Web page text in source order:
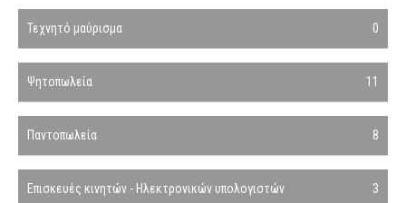
Τεχνητό μαύρισμα 0
Ψητοπωλεία 11
Παντοπωλεία 8
Επισκευές κινητών - Ηλεκτρονικών υπολογιστών 3